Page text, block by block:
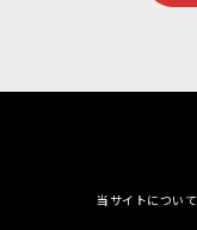
当サイトについて